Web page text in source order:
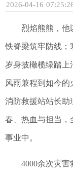
2026-04-16
烈焰熊熊，他
铁脊梁筑牢防线；
岁身披橄榄绿踏上
风雨兼程到如今
消防救援站站长助
春、热血与担当，
事业中。
4000余次灾